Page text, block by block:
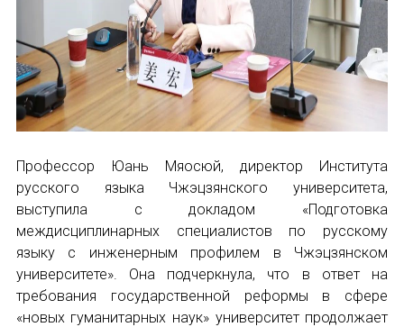
Профессор Юань Мяосюй, директор Института
русского языка Чжэцзянского университета,
выступила с докладом «Подготовка
междисциплинарных специалистов по русскому
языку с инженерным профилем в Чжэцзянском
университете». Она подчеркнула, что в ответ на
требования государственной реформы в сфере
«новых гуманитарных наук» университет продолжает